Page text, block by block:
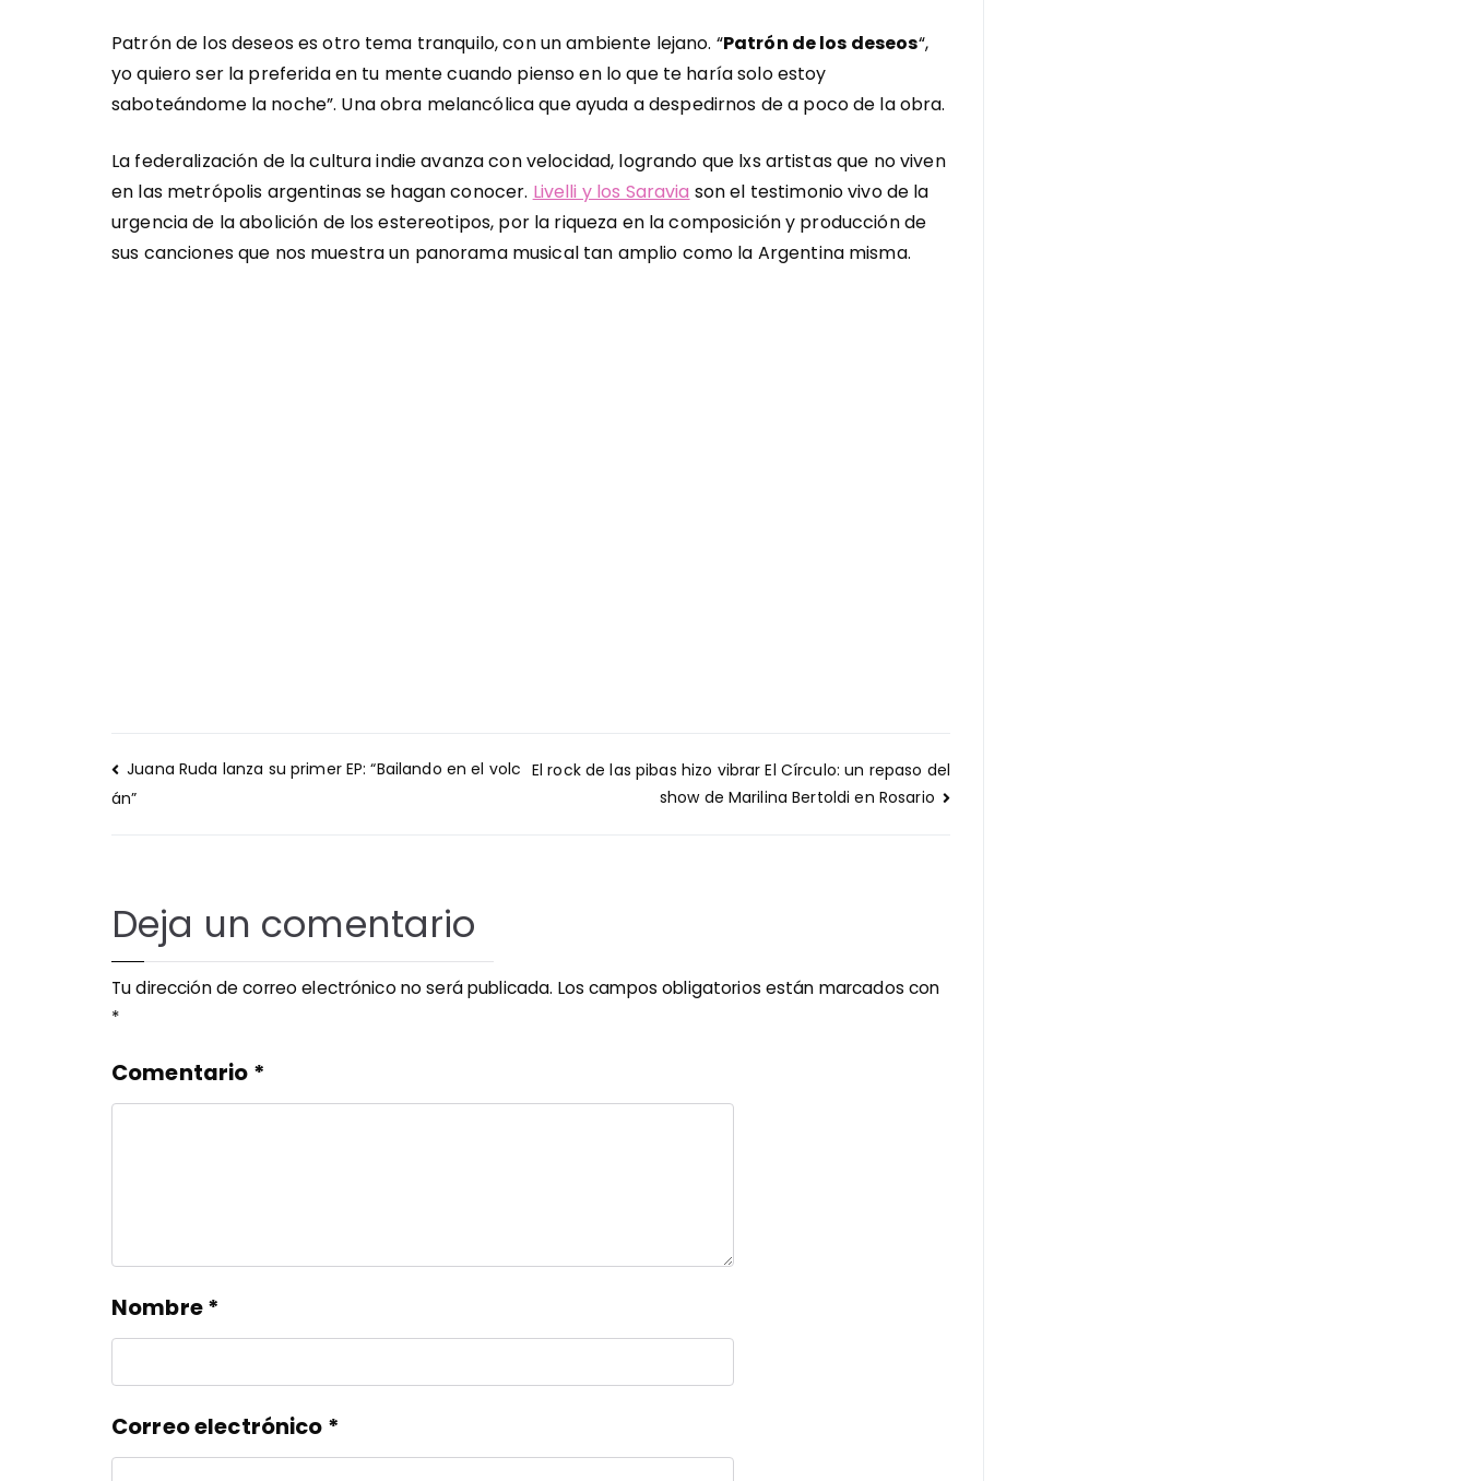
Patrón de los deseos es otro tema tranquilo, con un ambiente lejano. “Patrón de los deseos“,
yo quiero ser la preferida en tu mente cuando pienso en lo que te haría solo estoy
saboteándome la noche”. Una obra melancólica que ayuda a despedirnos de a poco de la obra.
La federalización de la cultura indie avanza con velocidad, logrando que lxs artistas que no viven
en las metrópolis argentinas se hagan conocer. Livelli y los Saravia son el testimonio vivo de la
urgencia de la abolición de los estereotipos, por la riqueza en la composición y producción de
sus canciones que nos muestra un panorama musical tan amplio como la Argentina misma.
Navegación
de
Juana Ruda lanza su primer EP: “Bailando en el volc
án”
El rock de las pibas hizo vibrar El Círculo: un repaso del
show de Marilina Bertoldi en Rosario
Deja un comentario
Tu dirección de correo electrónico no será publicada. Los campos obligatorios están marcados con
*
Comentario *
Nombre*
Correo electrónico *